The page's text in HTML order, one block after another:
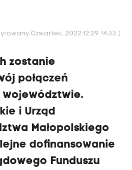
Czwartek, 2022.12.29 14:33 )
zostanie
połączeń
województwie.
i Urząd
Małopolskiego
dofinansowanie
Funduszu